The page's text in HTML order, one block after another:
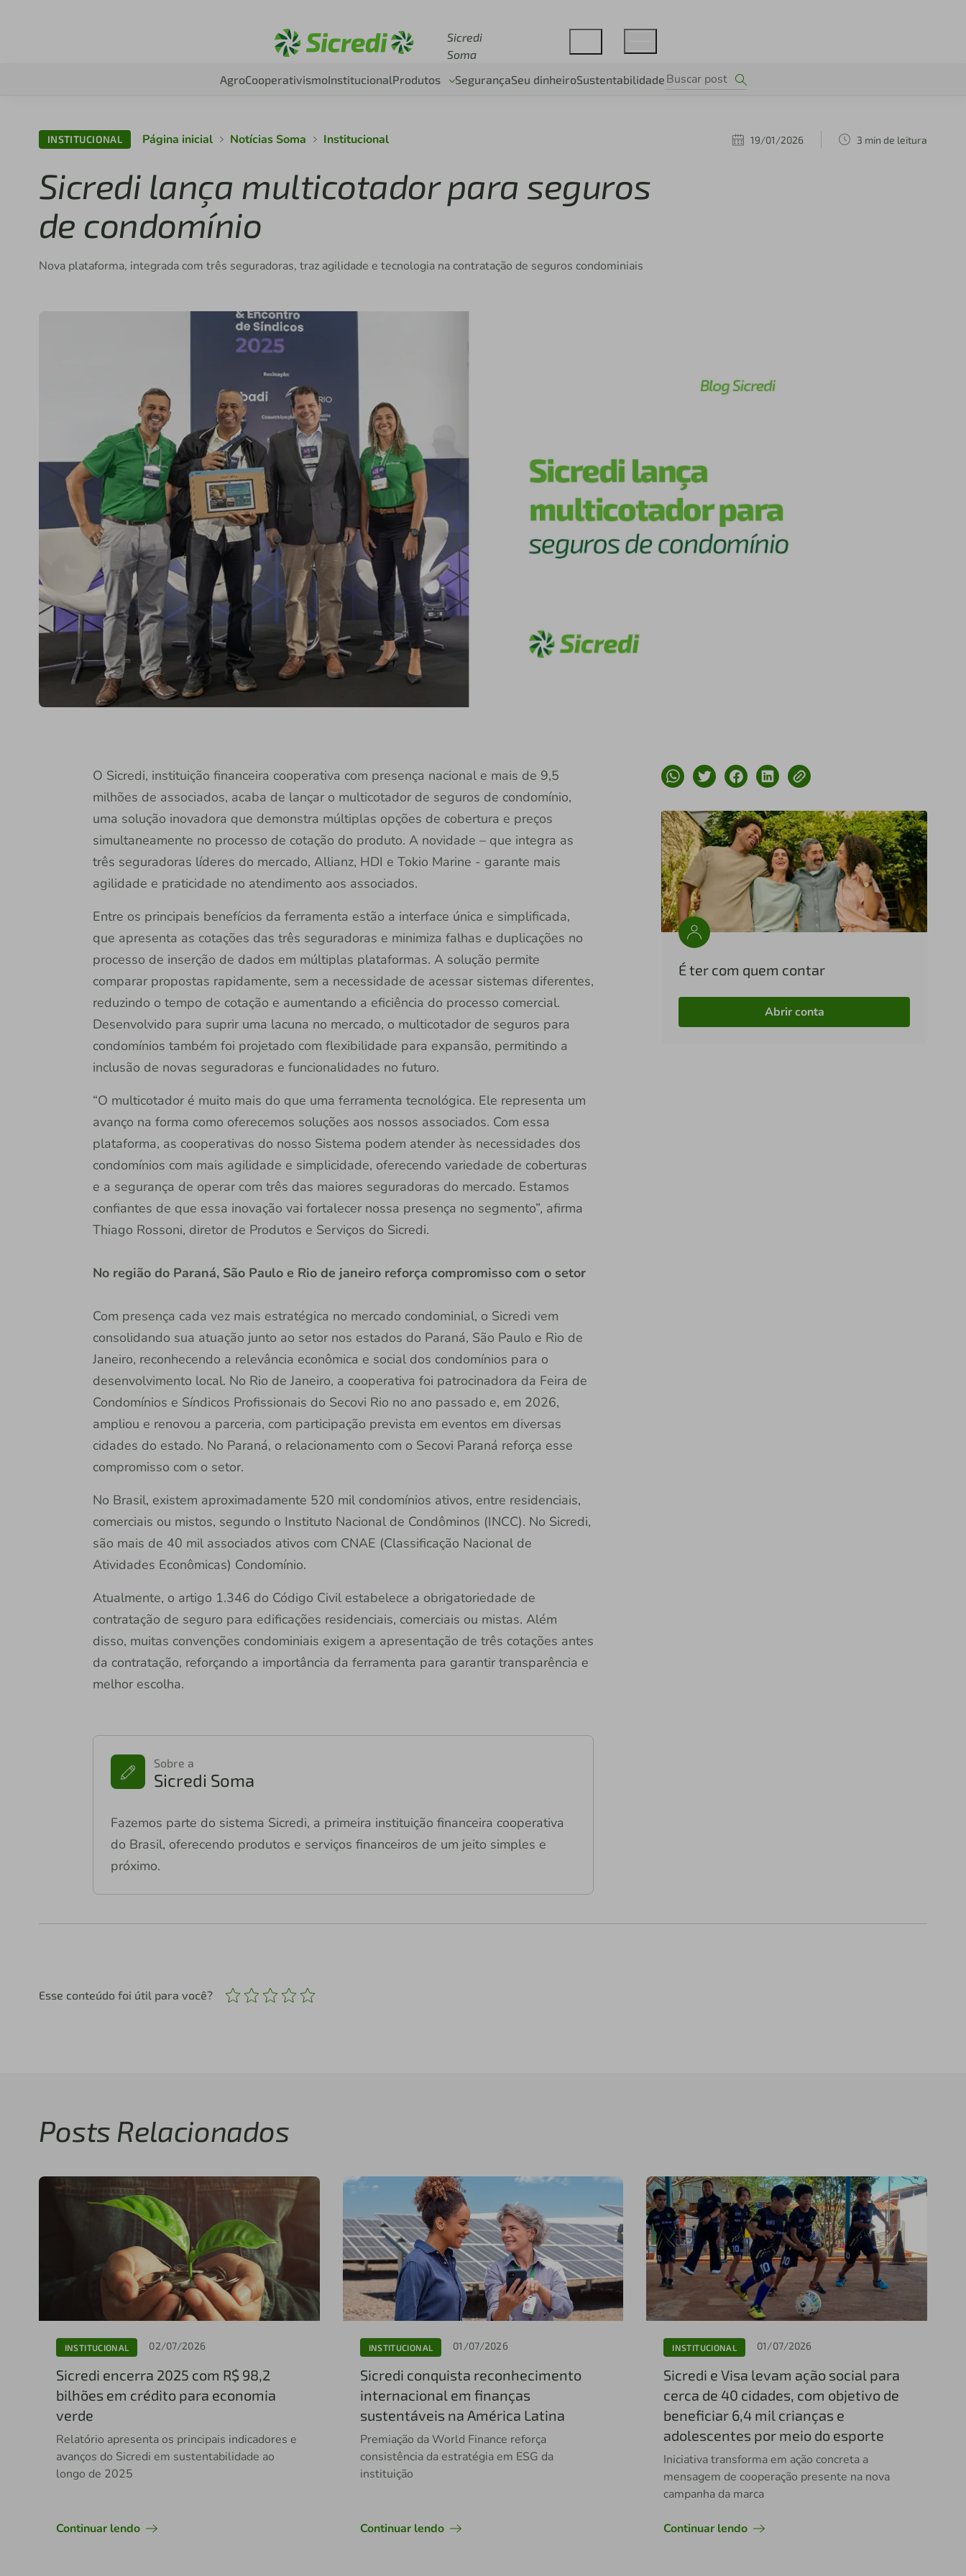
Sicredi
Soma
AgroCooperativismoInstitucionalProdutos SegurançaSeu dinheiroSustentabilidade
INSTITUCIONAL Página inicial Notícias Soma Institucional 19/01/2026 3 min de leitura
Sicredi lança multicotador para seguros
de condomínio
Nova plataforma, integrada com três seguradoras, traz agilidade e tecnologia na contratação de seguros condominiais
O Sicredi, instituição financeira cooperativa com presença nacional e mais de 9,5
milhões de associados, acaba de lançar o multicotador de seguros de condomínio,
uma solução inovadora que demonstra múltiplas opções de cobertura e preços
simultaneamente no processo de cotação do produto. A novidade – que integra as
três seguradoras líderes do mercado, Allianz, HDI e Tokio Marine - garante mais
agilidade e praticidade no atendimento aos associados.
Entre os principais benefícios da ferramenta estão a interface única e simplificada,
que apresenta as cotações das três seguradoras e minimiza falhas e duplicações no
processo de inserção de dados em múltiplas plataformas. A solução permite
comparar propostas rapidamente, sem a necessidade de acessar sistemas diferentes,
reduzindo o tempo de cotação e aumentando a eficiência do processo comercial.
Desenvolvido para suprir uma lacuna no mercado, o multicotador de seguros para
condomínios também foi projetado com flexibilidade para expansão, permitindo a
inclusão de novas seguradoras e funcionalidades no futuro.
“O multicotador é muito mais do que uma ferramenta tecnológica. Ele representa um
avanço na forma como oferecemos soluções aos nossos associados. Com essa
plataforma, as cooperativas do nosso Sistema podem atender às necessidades dos
condomínios com mais agilidade e simplicidade, oferecendo variedade de coberturas
e a segurança de operar com três das maiores seguradoras do mercado. Estamos
confiantes de que essa inovação vai fortalecer nossa presença no segmento”, afirma
Thiago Rossoni, diretor de Produtos e Serviços do Sicredi.
No região do Paraná, São Paulo e Rio de janeiro reforça compromisso com o setor
Com presença cada vez mais estratégica no mercado condominial, o Sicredi vem
consolidando sua atuação junto ao setor nos estados do Paraná, São Paulo e Rio de
Janeiro, reconhecendo a relevância econômica e social dos condomínios para o
desenvolvimento local. No Rio de Janeiro, a cooperativa foi patrocinadora da Feira de
Condomínios e Síndicos Profissionais do Secovi Rio no ano passado e, em 2026,
ampliou e renovou a parceria, com participação prevista em eventos em diversas
cidades do estado. No Paraná, o relacionamento com o Secovi Paraná reforça esse
compromisso com o setor.
No Brasil, existem aproximadamente 520 mil condomínios ativos, entre residenciais,
comerciais ou mistos, segundo o Instituto Nacional de Condôminos (INCC). No Sicredi,
são mais de 40 mil associados ativos com CNAE (Classificação Nacional de
Atividades Econômicas) Condomínio.
Atualmente, o artigo 1.346 do Código Civil estabelece a obrigatoriedade de
contratação de seguro para edificações residenciais, comerciais ou mistas. Além
disso, muitas convenções condominiais exigem a apresentação de três cotações antes
da contratação, reforçando a importância da ferramenta para garantir transparência e
melhor escolha.
Sobre a
Sicredi Soma
Fazemos parte do sistema Sicredi, a primeira instituição financeira cooperativa
do Brasil, oferecendo produtos e serviços financeiros de um jeito simples e
próximo.
É ter com quem contar
Abrir conta
Esse conteúdo foi útil para você?
Posts Relacionados
INSTITUCIONAL 02/07/2026
Sicredi encerra 2025 com R$ 98,2
bilhões em crédito para economia
verde
Relatório apresenta os principais indicadores e
avanços do Sicredi em sustentabilidade ao
longo de 2025
Continuar lendo
INSTITUCIONAL 01/07/2026
Sicredi conquista reconhecimento
internacional em finanças
sustentáveis na América Latina
Premiação da World Finance reforça
consistência da estratégia em ESG da
instituição
Continuar lendo
INSTITUCIONAL 01/07/2026
Sicredi e Visa levam ação social para
cerca de 40 cidades, com objetivo de
beneficiar 6,4 mil crianças e
adolescentes por meio do esporte
Iniciativa transforma em ação concreta a
mensagem de cooperação presente na nova
campanha da marca
Continuar lendo